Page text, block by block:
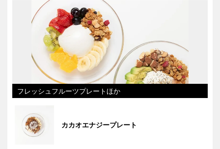
フレッシュフルーツプレートほか
カカオエナジープレート